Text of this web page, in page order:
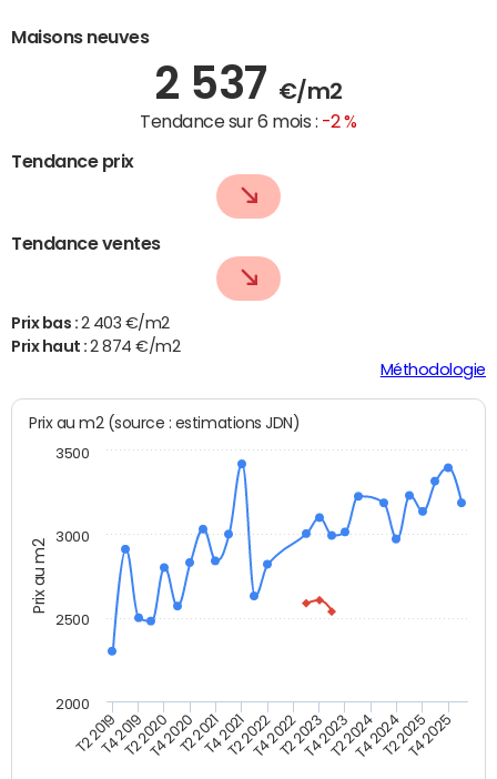
Maisons neuves
2 537 €/m2
Tendance sur 6 mois : -2 %
Tendance prix
Tendance ventes
Prix bas : 2 403 €/m2
Prix haut :2 874 €/m2
Méthodologie
Prix au m2
Prix au m2 (source : estimations JDN)
T2 2019T4 2019T2 2020T4 2020T2 2021T4 2021T2 2022T4 2022T2 2023T4 2023T2 2024T4 2024T2 2025T4 2025
2000
2500
3000
3500